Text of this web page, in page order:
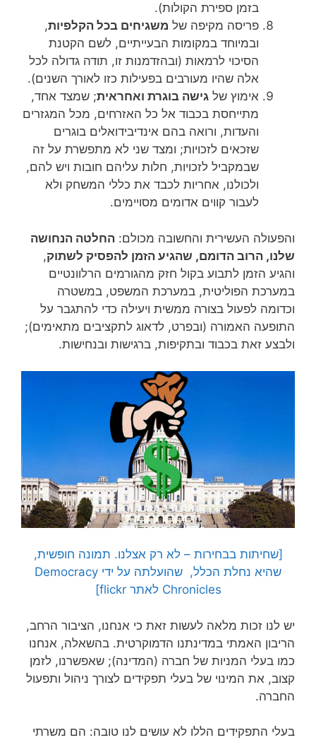
בזמן ספירת הקולות).
פריסה מקיפה של משגיחים בכל הקלפיות,
ובמיוחד במקומות הבעייתיים, לשם הקטנת
הסיכוי לרמאות (ובהזדמנות זו, תודה גדולה לכל
אלה שהיו מעורבים בפעילות כזו לאורך השנים).
אימוץ של גישה בוגרת ואחראית; שמצד אחד,
מתייחסת בכבוד אל כל האזרחים, מכל המגזרים
והעדות, ורואה בהם אינדיבידואלים בוגרים
שזכאים לזכויות; ומצד שני לא מתפשרת על זה
שבמקביל לזכויות, חלות עליהם חובות ויש להם,
ולכולנו, אחריות לכבד את כללי המשחק ולא
לעבור קווים אדומים מסויימים.
והפעולה העשירית והחשובה מכולם: החלטה הנחושה
שלנו, הרוב הדומם, שהגיע הזמן להפסיק לשתוק,
והגיע הזמן לתבוע בקול חזק מהגורמים הרלוונטיים
במערכת הפוליטית, במערכת המשפט, במשטרה
וכדומה לפעול בצורה ממשית ויעילה כדי להתגבר על
התופעה האמורה (ובפרט, לדאוג לתקציבים מתאימים);
ולבצע זאת בכבוד ובתקיפות, ברגישות ובנחישות.
[שחיתות בבחירות – לא רק אצלנו. תמונה חופשית,
שהיא נחלת הכלל, שהועלתה על ידי Democracy
Chronicles לאתר flickr]
יש לנו זכות מלאה לעשות זאת כי אנחנו, הציבור הרחב,
הריבון האמתי במדינתנו הדמוקרטית. בהשאלה, אנחנו
כמו בעלי המניות של חברה (המדינה); שאפשרנו, לזמן
קצוב, את המינוי של בעלי תפקידים לצורך ניהול ותפעול
החברה.
בעלי התפקידים הללו לא עושים לנו טובה: הם משרתי